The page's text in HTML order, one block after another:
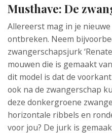
Musthave: De
Allereerst mag in je
ontbreken. Neem
zwangerschapsjurk
mouwen die is gemaakt
dit model is dat de
ook na de zwangerschap
deze donkergroene
horizontale ribbels en
voor jou? De jurk is